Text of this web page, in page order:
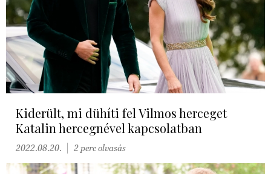
Kiderült, mi dühíti fel Vilmos herceget
Katalin hercegnével kapcsolatban
2022.08.20. 2 perc olvasás